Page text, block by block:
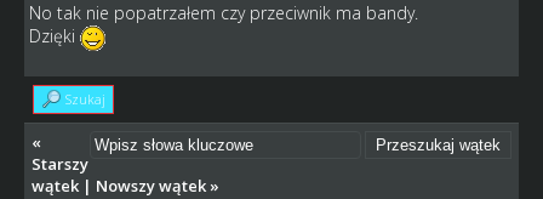
No tak nie popatrzałem czy przeciwnik ma bandy.
Dzięki
Szukaj
«
Starszy
wątek| Nowszy wątek»